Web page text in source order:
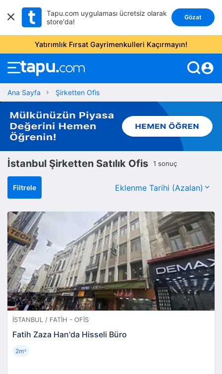
Tapu.com uygulaması ücretsiz olarak
store'da!
Gözat
Yatırımlık Fırsat Gayrimenkulleri Kaçırmayın!
account_circle
Ana Sayfa Şirketten Ofis
İstanbul Şirketten Satılık Ofis 1 sonuç
Filtrele
İSTANBUL / FATIH - OFIS
Fatih Zaza Han'da Hisseli Büro
2m²